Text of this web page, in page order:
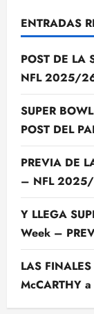
ENTRADAS
POST DE LA
NFL 2025/
SUPER
POST DEL
PREVIA DE
– NFL
Y LLEGA
Week –
LAS
McCARTHY